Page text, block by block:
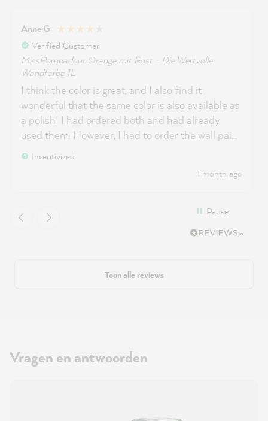
Anne G
Verified Customer
MissPompadour Orange mit Rost - Die Wertvolle
Wandfarbe 1L
I think the color is great, and I also find it
wonderful that the same color is also available as
a polish! I had ordered both and had already
used them. However, I had to order the wall paint
twice (1 l each), as the information for the 8
2 liters were also very tight for one wall, but were
information, which is why I have deducted 1 star.
Incentivized
1 month ago
Pause
Toon alle reviews
Vragen en antwoorden